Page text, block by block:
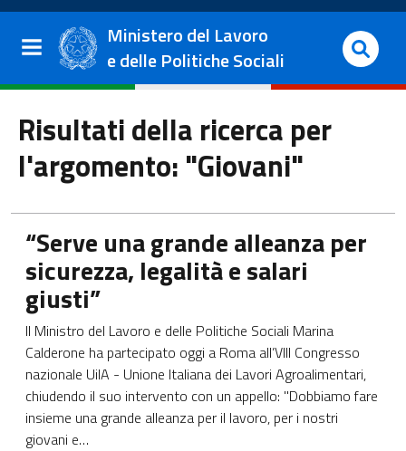
Salta al contenuto principale
Vai al footer
Ministero del Lavoro
e delle Politiche Sociali
Risultati della ricerca per
l'argomento: "Giovani"
“Serve una grande alleanza per
sicurezza, legalità e salari
giusti”
Il Ministro del Lavoro e delle Politiche Sociali Marina
Calderone ha partecipato oggi a Roma all’VIII Congresso
nazionale UilA - Unione Italiana dei Lavori Agroalimentari,
chiudendo il suo intervento con un appello: "Dobbiamo fare
insieme una grande alleanza per il lavoro, per i nostri
giovani e…